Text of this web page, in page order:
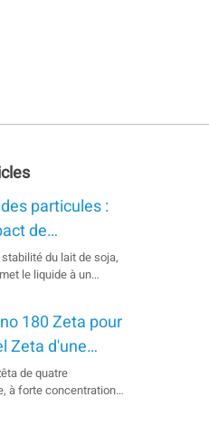
particules :
de
le lait de soja
du lait de soja,
le liquide à un
du processus de
l'analyse des
deux...
180 Zeta pour
Zeta d'une
de quatre
à forte concentration